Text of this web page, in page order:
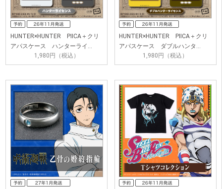
HUNTER×HUNTER PIICA＋クリ
アパスケース ハンターライ…
1,980円（税込）
HUNTER×HUNTER PIICA＋クリ
アパスケース ダブルハンタ…
1,980円（税込）